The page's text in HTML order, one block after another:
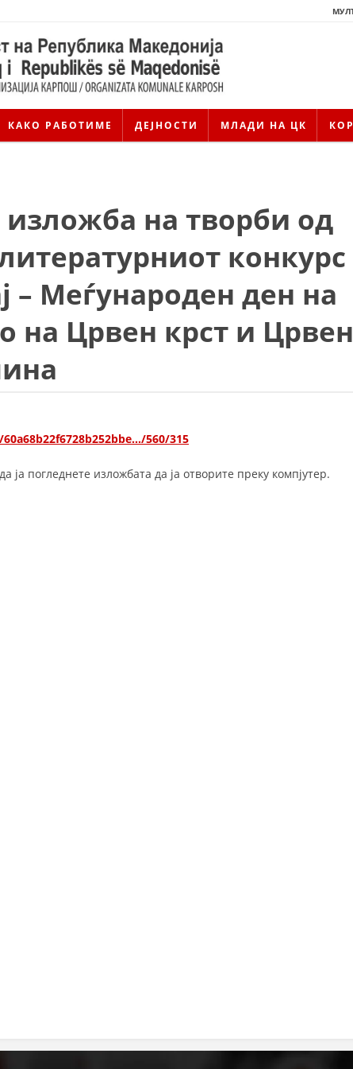
КАКО РАБОТИМЕ ДЕЈНОСТИ МЛАДИ НА ЦК
изложба на творби од
конкурс
– Меѓународен ден на
на Црвен крст и
560/315
ја погледнете изложбата да ја отворите преку компјутер.